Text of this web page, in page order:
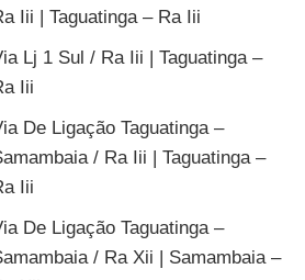
Iii | Taguatinga – Ra Iii
Lj 1 Sul / Ra Iii | Taguatinga –
Iii
De Ligação Taguatinga –
/ Ra Iii | Taguatinga –
Iii
De Ligação Taguatinga –
/ Ra Xii | Samambaia –